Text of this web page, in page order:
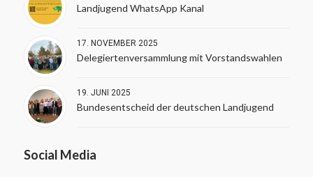
Landjugend WhatsApp Kanal
17. NOVEMBER 2025
Delegiertenversammlung mit Vorstandswahlen
19. JUNI 2025
Bundesentscheid der deutschen Landjugend
Social Media